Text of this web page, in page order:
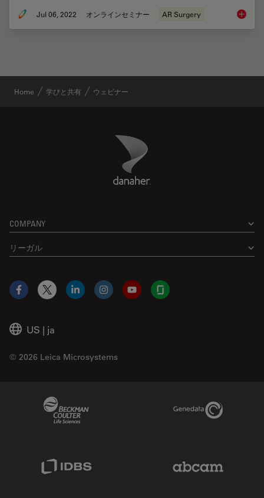
Jul 06, 2022 オンラインセミナー AR Surgery
Home 学びと共有 ウェビナー
Danaher Logo
COMPANY
リーガル
US | ja
© 2026 Leica Microsystems
Facebook
X LinkedInInstagramYouTubeGlassdoor
Genedata Link